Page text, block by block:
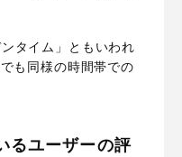
タイム」ともいわれ
も同様の時間帯での
るユーザーの評